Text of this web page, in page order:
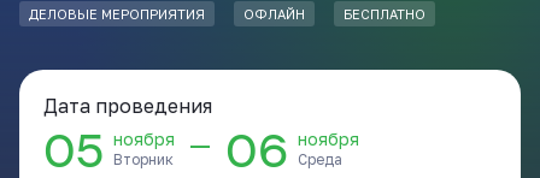
ДЕЛОВЫЕ МЕРОПРИЯТИЯ ОФЛАЙН БЕСПЛАТНО
Дата проведения
05 ноября
Вторник — 06 ноября
Среда